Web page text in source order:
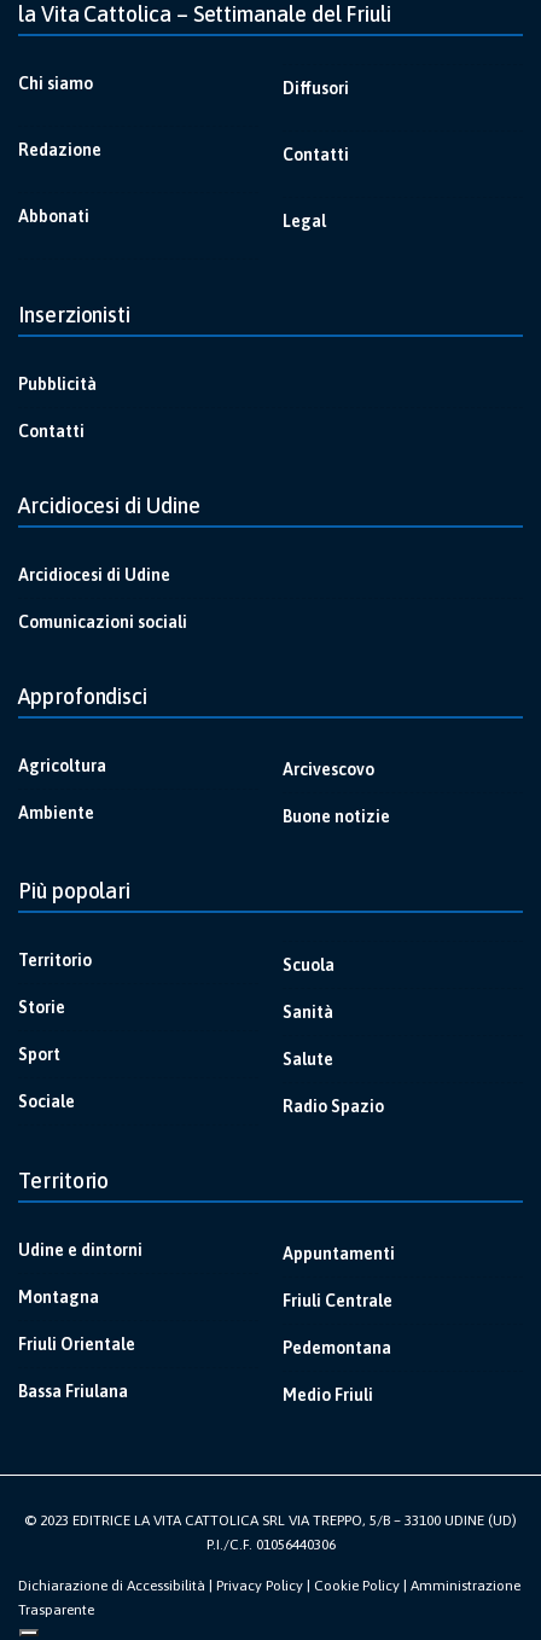
la Vita Cattolica – Settimanale del Friuli
Chi siamo
Redazione
Abbonati
Diffusori
Contatti
Legal
Inserzionisti
Pubblicità
Contatti
Arcidiocesi di Udine
Arcidiocesi di Udine
Comunicazioni sociali
Approfondisci
Agricoltura
Ambiente
Arcivescovo
Buone notizie
Più popolari
Territorio
Storie
Sport
Sociale
Scuola
Sanità
Salute
Radio Spazio
Territorio
Udine e dintorni
Montagna
Friuli Orientale
Bassa Friulana
Appuntamenti
Friuli Centrale
Pedemontana
Medio Friuli
© 2023 EDITRICE LA VITA CATTOLICA SRL VIA TREPPO, 5/B – 33100 UDINE (UD)
P.I./C.F. 01056440306
Dichiarazione di Accessibilità Privacy Policy Cookie Policy
Amministrazione
Trasparente